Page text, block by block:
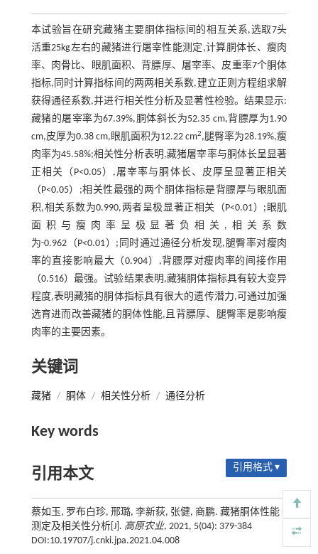
本试验旨在研究藏猪主要胴体指标间的相互关系,选取7头
活重25kg左右的藏猪进行屠宰性能测定,计算胴体长、瘦肉
率、肉骨比、眼肌面积、背膘厚、屠宰率、皮重率7个胴体
指标,同时计算指标间的两两相关系数,建立正则方程组求解
获得通径系数,并进行相关性分析及显著性检验。结果显示:
藏猪的屠宰率为67.39%,胴体斜长为52.35 cm,背膘厚为1.90
cm,皮厚为0.38 cm,眼肌面积为12.22 cm2,腿臀率为28.19%,瘦
肉率为45.58%;相关性分析表明,藏猪屠宰率与胴体长呈显著
正相关（P<0.05）,屠宰率与胴体长、皮厚呈显著正相关
（P<0.05）;相关性最强的两个胴体指标是背膘厚与眼肌面
积,相关系数为0.990,两者呈极显著正相关（P<0.01）;眼肌
面积与瘦肉率呈极显著负相关,相关系数
为-0.962（P<0.01）;同时通过通径分析发现,腿臀率对瘦肉
率的直接影响最大（0.904）,背膘厚对瘦肉率的间接作用
（0.516）最强。试验结果表明,藏猪胴体指标具有较大变异
程度,表明藏猪的胴体指标具有很大的遗传潜力,可通过加强
选育进而改善藏猪的胴体性能,且背膘厚、腿臀率是影响瘦
肉率的主要因素。
关键词
藏猪 / 胴体 / 相关性分析 / 通径分析
Key words
引用本文 引用格式 ▾
蔡如玉, 罗布白珍, 邢璐, 李新荻, 张健, 商鹏. 藏猪胴体性能
测定及相关性分析[J]. 高原农业, 2021, 5(04): 379-384
DOI:10.19707/j.cnki.jpa.2021.04.008